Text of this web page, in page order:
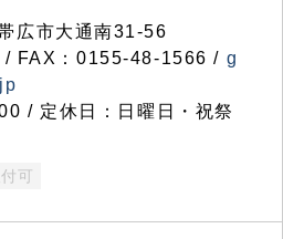
広市大通南31-56
FAX：0155-48-1566 / g
/ 定休日：日曜日・祝祭
可